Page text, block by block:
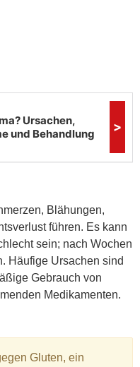
Blähungen,
führen. Es kann
sein; nach Wochen
Häufige Ursachen sind
Gebrauch von
Medikamenten.
Gluten, ein